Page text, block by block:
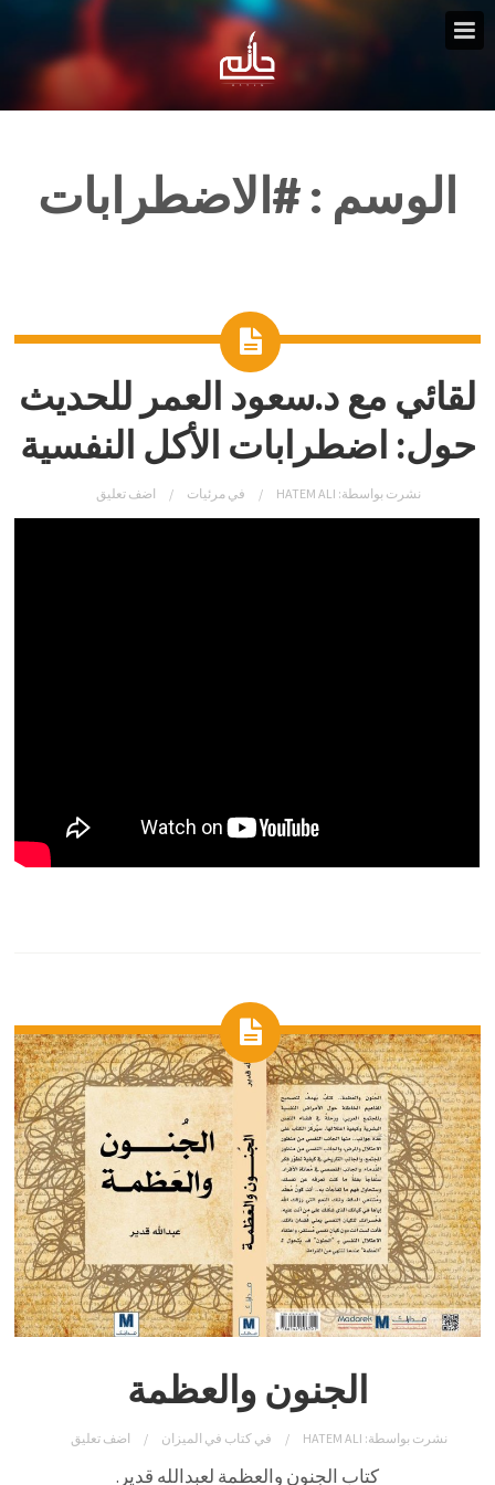
الوسم :#الاضطرابات
لقائي مع د.سعود العمر للحديث
حول: اضطرابات الأكل النفسية
نشرت بواسطة: HATEM ALI في مرئيات اضف تعليق
الجنون والعظمة
نشرت بواسطة: HATEM ALI فيكتاب في الميزان اضف تعليق
كتاب الجنون والعظمة لعبدالله قدير.